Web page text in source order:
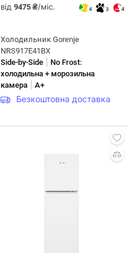
від 9475 ₴/міс. 4 3 4
Холодильник Gorenje
NRS917E41BX
Side-by-Side
No Frost:
холодильна + морозильна
камера
A+
Безкоштовна доставка